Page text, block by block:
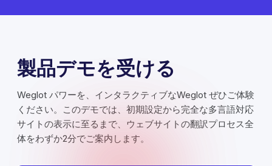
製品デモを受ける
Weglot パワーを、インタラクティブなWeglot ぜひご体験
ください。このデモでは、初期設定から完全な多言語対応
サイトの表示に至るまで、ウェブサイトの翻訳プロセス全
体をわずか2分でご案内します。